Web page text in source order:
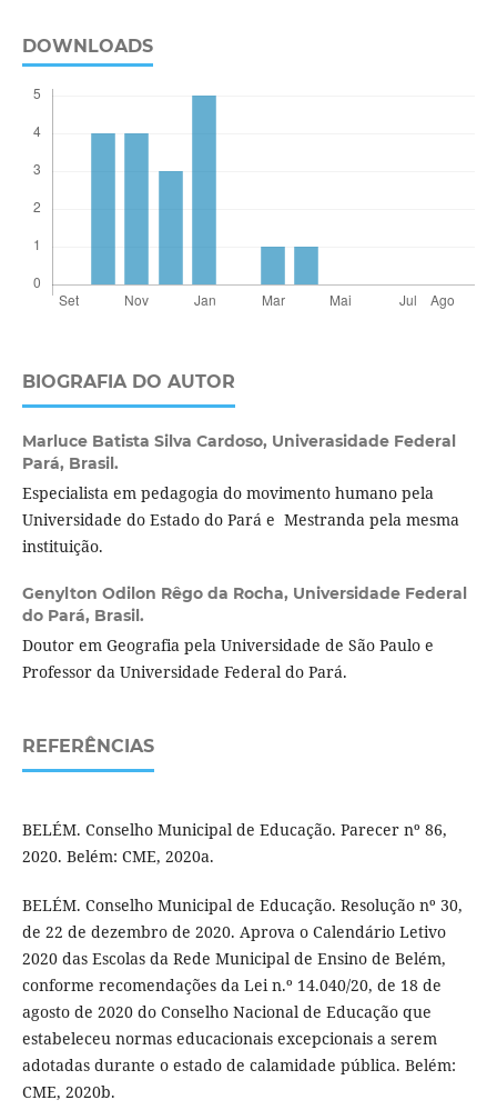
DOWNLOADS
BIOGRAFIA DO AUTOR
Marluce Batista Silva Cardoso, Univerasidade Federal
Pará, Brasil.
Especialista em pedagogia do movimento humano pela
Universidade do Estado do Pará e Mestranda pela mesma
instituição.
Genylton Odilon Rêgo da Rocha, Universidade Federal
do Pará, Brasil.
Doutor em Geografia pela Universidade de São Paulo e
Professor da Universidade Federal do Pará.
REFERÊNCIAS
BELÉM. Conselho Municipal de Educação. Parecer nº 86,
2020. Belém: CME, 2020a.
BELÉM. Conselho Municipal de Educação. Resolução nº 30,
de 22 de dezembro de 2020. Aprova o Calendário Letivo
2020 das Escolas da Rede Municipal de Ensino de Belém,
conforme recomendações da Lei n.º 14.040/20, de 18 de
agosto de 2020 do Conselho Nacional de Educação que
estabeleceu normas educacionais excepcionais a serem
adotadas durante o estado de calamidade pública. Belém:
CME, 2020b.